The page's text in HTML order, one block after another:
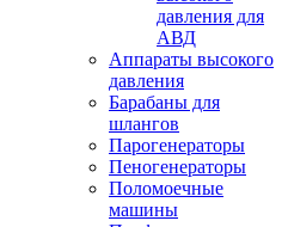
давления для
АВД
Аппараты высокого
давления
Барабаны для
шлангов
Парогенераторы
Пеногенераторы
Поломоечные
машины